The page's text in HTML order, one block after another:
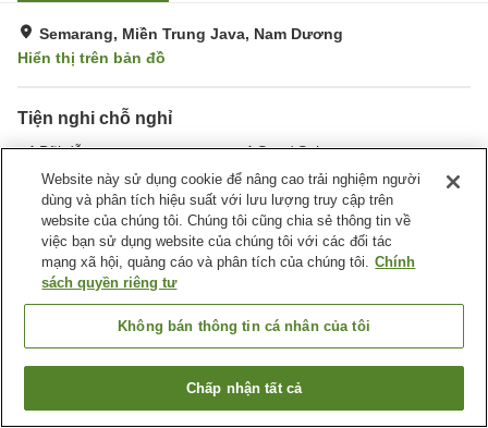
Semarang, Miền Trung Java, Nam Dương
Hiển thị trên bản đồ
Tiện nghi chỗ nghỉ
Bãi đỗ xe
Spa / Salon
Nhà hàng
Bar
Trang chủ Nam Dương Miền Trung Java
Semarang
Novotel Semarang
Tìm phòng trống
Website này sử dụng cookie để nâng cao trải nghiệm người
dùng và phân tích hiệu suất với lưu lượng truy cập trên
website của chúng tôi. Chúng tôi cũng chia sẻ thông tin về
việc bạn sử dụng website của chúng tôi với các đối tác
mạng xã hội, quảng cáo và phân tích của chúng tôi. Chính
sách quyền riêng tư
Không bán thông tin cá nhân của tôi
Chấp nhận tất cả